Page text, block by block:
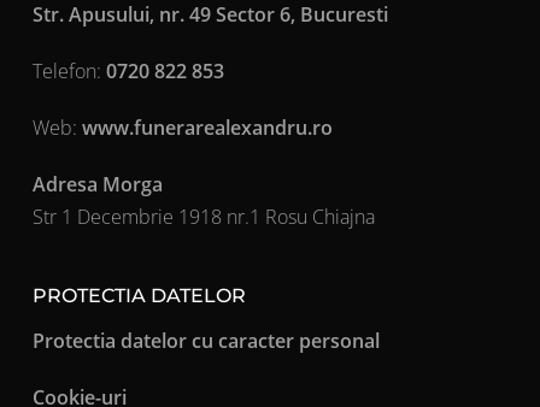
Str. Apusului, nr. 49 Sector 6, Bucuresti
Telefon: 0720 822 853
Web: www.funerarealexandru.ro
Adresa Morga
Str 1 Decembrie 1918 nr.1 Rosu Chiajna
PROTECTIA DATELOR
Protectia datelor cu caracter personal
Cookie-uri